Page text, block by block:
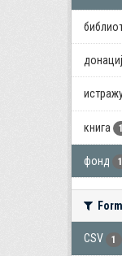
книга 1
фонд 1
CSV 1